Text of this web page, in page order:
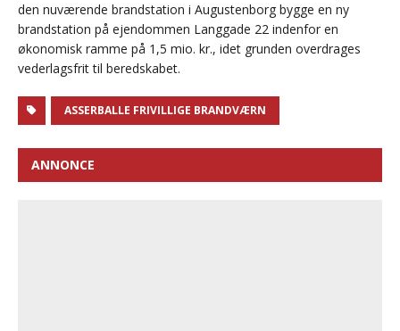
den nuværende brandstation i Augustenborg bygge en ny
brandstation på ejendommen Langgade 22 indenfor en
økonomisk ramme på 1,5 mio. kr., idet grunden overdrages
vederlagsfrit til beredskabet.
ASSERBALLE FRIVILLIGE BRANDVÆRN
ANNONCE